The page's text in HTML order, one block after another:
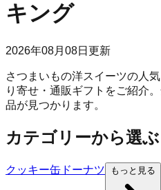
キング
2026年08月08日 更新
さつまいもの洋スイーツの人
り寄せ・通販ギフトをご紹介
品が見つかります。
カテゴリーから選ぶ
クッキー缶 ドーナツ もっと見る